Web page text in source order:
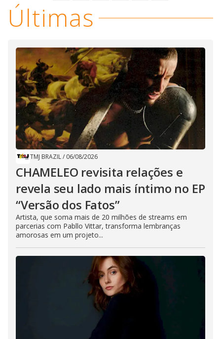
Últimas
TMJ BRAZIL/ 06/08/2026
CHAMELEO revisita relações e
revela seu lado mais íntimo no EP
“Versão dos Fatos”
Artista, que soma mais de 20 milhões de streams em
parcerias com Pabllo Vittar, transforma lembranças
amorosas em um projeto...